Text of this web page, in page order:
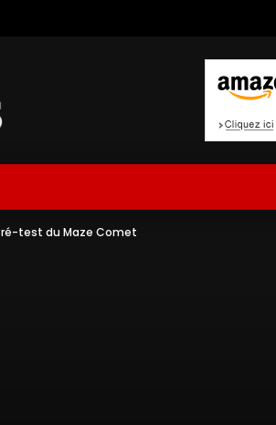
test du Maze Comet